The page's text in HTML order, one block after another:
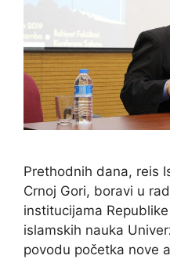
Prethodnih dana, reis
Crnoj Gori, boravi u
institucijama
islamskih nauka
povodu početka nove